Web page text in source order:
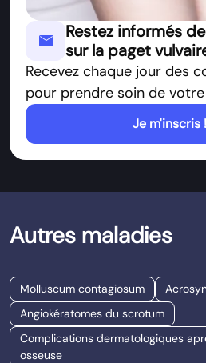
mail
Restez informés
sur la paget
Recevez chaque jour des
pour prendre soin de
Je m'inscris !
Autres maladies
Molluscum contagiosum
Angiokératomes du scrotum
Complications dermatologiques
osseuse